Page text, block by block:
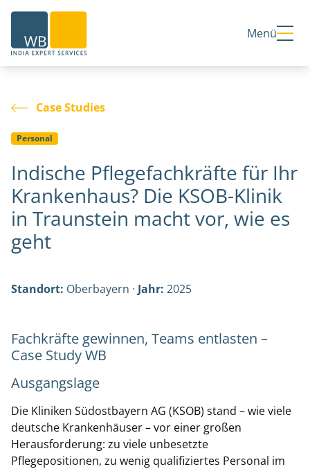
Home
Menü
Case Studies
Personal
Indische Pflegefachkräfte für Ihr
Krankenhaus? Die KSOB-Klinik
in Traunstein macht vor, wie es
geht
Standort: Oberbayern · Jahr: 2025
Fachkräfte gewinnen, Teams entlasten –
Case Study WB
Ausgangslage
Die Kliniken Südostbayern AG (KSOB) stand – wie viele
deutsche Krankenhäuser – vor einer großen
Herausforderung: zu viele unbesetzte
Pflegepositionen, zu wenig qualifiziertes Personal im